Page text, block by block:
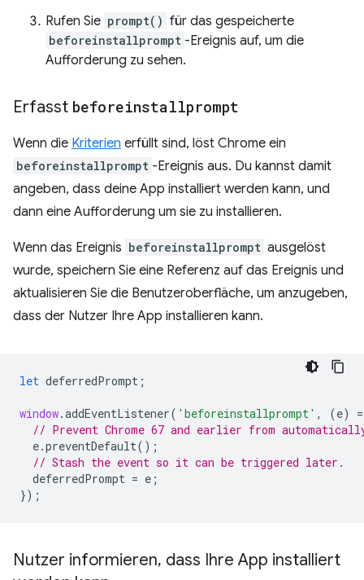
Rufen Sie prompt() für das gespeicherte
beforeinstallprompt -Ereignis auf, um die
Aufforderung zu sehen.
Erfasst beforeinstallprompt
Wenn die Kriterien erfüllt sind, löst Chrome ein
beforeinstallprompt -Ereignis aus. Du kannst damit
angeben, dass deine App installiert werden kann, und
dann eine Aufforderung um sie zu installieren.
Wenn das Ereignis beforeinstallprompt ausgelöst
wurde, speichern Sie eine Referenz auf das Ereignis und
aktualisieren Sie die Benutzeroberfläche, um anzugeben,
dass der Nutzer Ihre App installieren kann.
let deferredPrompt ;
window.addEventListener( 'beforeinstallprompt' , (e) =
// Prevent Chrome 67 and earlier from
e.preventDefault();
// Stash the event so it can be triggered later.
deferredPrompt = e ;
});
Nutzer informieren, dass Ihre App installiert